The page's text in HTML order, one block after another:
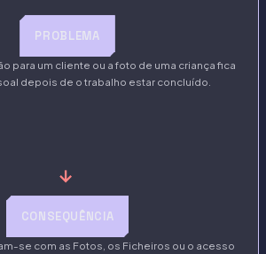
PROBLEMA
para um cliente ou a foto de uma criança fica
depois de o trabalho estar concluído.
→
CONSEQUÊNCIA
se com as Fotos, os Ficheiros ou o acesso